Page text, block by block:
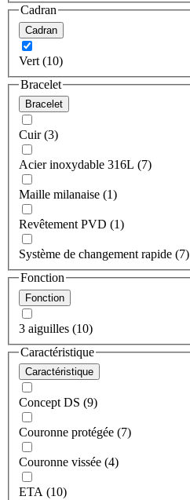
Cadran
Cadran
Vert (10)
Bracelet
Bracelet
Cuir (3)
Acier inoxydable 316L (7)
Maille milanaise (1)
Revêtement PVD (1)
Système de changement rapide (7)
Fonction
Fonction
3 aiguilles (10)
Caractéristique
Caractéristique
Concept DS (9)
Couronne protégée (7)
Couronne vissée (4)
ETA (10)